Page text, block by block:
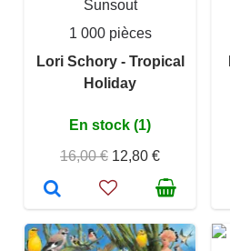
Sunsout
1 000 pièces
Lori Schory - Tropical
Holiday
En stock (1)
16,00 € 12,80 €